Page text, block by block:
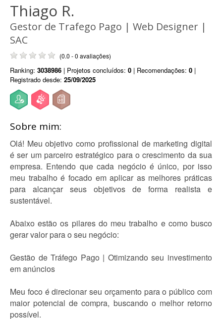
Thiago R.
Gestor de Trafego Pago | Web Designer |
SAC
(0.0 - 0 avaliações)
Ranking: 3038986 | Projetos concluídos: 0 | Recomendações: 0 |
Registrado desde: 25/09/2025
Sobre mim:
Olá! Meu objetivo como profissional de marketing digital
é ser um parceiro estratégico para o crescimento da sua
empresa. Entendo que cada negócio é único, por isso
meu trabalho é focado em aplicar as melhores práticas
para alcançar seus objetivos de forma realista e
sustentável.
Abaixo estão os pilares do meu trabalho e como busco
gerar valor para o seu negócio:
Gestão de Tráfego Pago | Otimizando seu investimento
em anúncios
Meu foco é direcionar seu orçamento para o público com
maior potencial de compra, buscando o melhor retorno
possível.